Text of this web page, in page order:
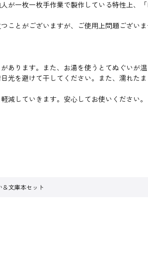
が一枚一枚手作業で製作している特性上、
とがございますが、ご使用上問題ございま
あります。また、お湯を使うとてぬぐいが
光を避けて干してください。また、濡れた
減していきます。安心してお使いください。
＆文庫本セット